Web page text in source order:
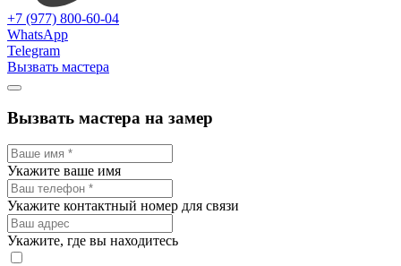
+7 (977) 800-60-04
WhatsApp
Telegram
Вызвать мастера
Вызвать мастера на замер
Укажите ваше имя
Укажите контактный номер для связи
Укажите, где вы находитесь